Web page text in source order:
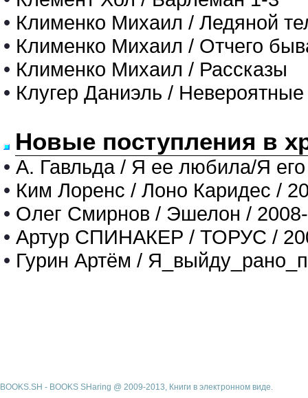
• Клименко Михаил / Ледяной
• Клименко Михаил / Отчего
• Клименко Михаил / Рассказы
• Клугер Даниэль /
Новые поступления в
• А. Гавльда / Я ее любила/Я
• Ким Лоренс / Лоно Каридес /
• Олег Смирнов / Эшелон /
• Артур СПИНАКЕР / ТОРУС /
• Гурин Артём /
BOOKS.SH - BOOKS SHaring @ 2009-2013, Книги в электронном виде.